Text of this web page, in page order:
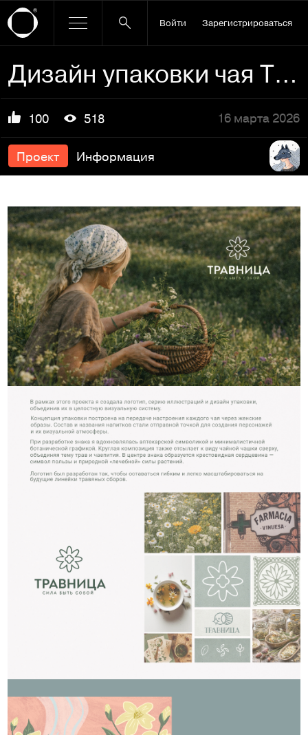
Войти Зарегистрироваться
Дизайн упаковки чая ТРАВНИЦА
100 518 16 марта 2026
Проект Информация